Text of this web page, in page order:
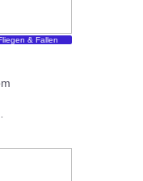
& Fallen